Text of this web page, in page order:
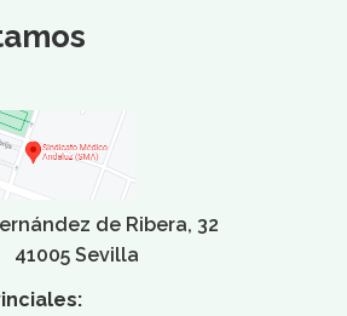
de Ribera, 32
41005 Sevilla